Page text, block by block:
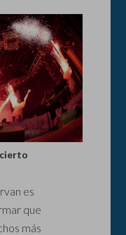
es
que
más